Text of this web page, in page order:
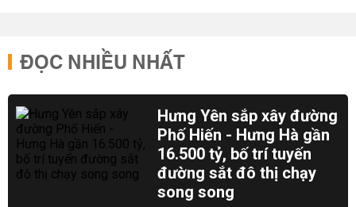
ĐỌC NHIỀU NHẤT
Hưng Yên sắp xây đường
Phố Hiến - Hưng Hà gần
16.500 tỷ, bố trí tuyến
đường sắt đô thị chạy
song song